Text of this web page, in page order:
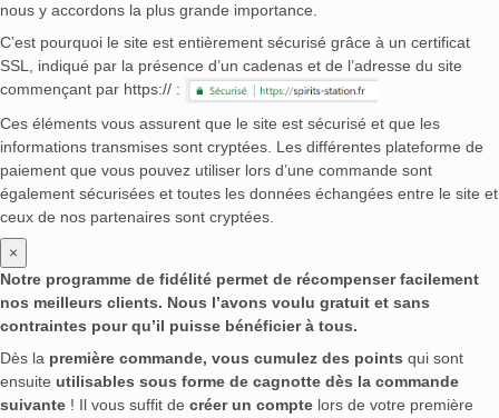
nous y accordons la plus grande importance.
C’est pourquoi le site est entièrement sécurisé grâce à un certificat
SSL, indiqué par la présence d’un cadenas et de l’adresse du site
commençant par https:// :
Ces éléments vous assurent que le site est sécurisé et que les
informations transmises sont cryptées. Les différentes plateforme de
paiement que vous pouvez utiliser lors d’une commande sont
également sécurisées et toutes les données échangées entre le site et
ceux de nos partenaires sont cryptées.
×
Notre programme de fidélité permet de récompenser facilement
nos meilleurs clients. Nous l’avons voulu gratuit et sans
contraintes pour qu’il puisse bénéficier à tous.
Dès la première commande, vous cumulez des points qui sont
ensuite utilisables sous forme de cagnotte dès la commande
suivante ! Il vous suffit de créer un compte lors de votre première